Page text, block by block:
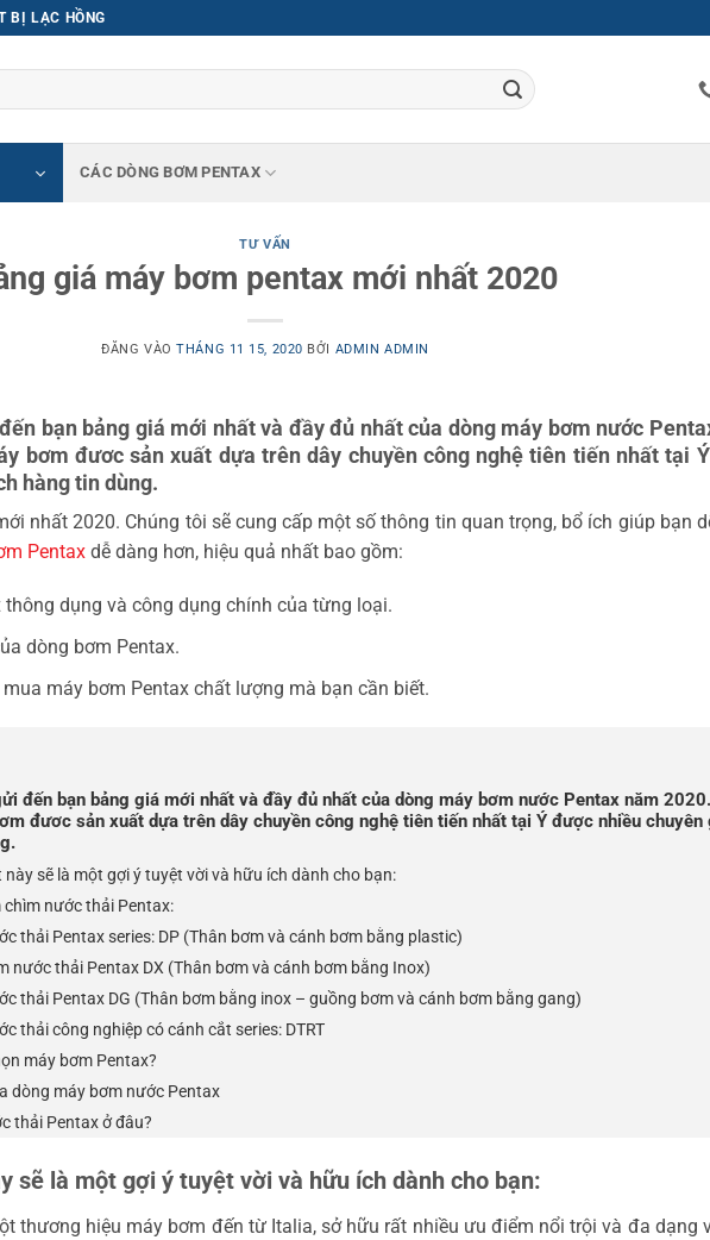
BỊ LẠC HỒNG
CÁC DÒNG BƠM PENTAX
TƯ VẤN
giá máy bơm pentax mới nhất 2020
ĐĂNG VÀOTHÁNG 11 15, 2020 BỞI ADMIN ADMIN
bạn bảng giá mới nhất và đầy đủ nhất của dòng máy bơm nước
bơm đươc sản xuất dựa trên dây chuyền công nghệ tiên tiến nhất tại
hàng tin dùng.
nhất 2020. Chúng tôi sẽ cung cấp một số thông tin quan trọng, bổ ích giúp bạn
Pentax dễ dàng hơn, hiệu quả nhất bao gồm:
dụng và công dụng chính của từng loại.
dòng bơm Pentax.
máy bơm Pentax chất lượng mà bạn cần biết.
đến bạn bảng giá mới nhất và đầy đủ nhất của dòng máy bơm nước Pentax năm 2020.
đươc sản xuất dựa trên dây chuyền công nghệ tiên tiến nhất tại Ý được nhiều chuyên
này sẽ là một gợi ý tuyệt vời và hữu ích dành cho bạn:
chìm nước thải Pentax:
thải Pentax series: DP (Thân bơm và cánh bơm bằng plastic)
nước thải Pentax DX (Thân bơm và cánh bơm bằng Inox)
thải Pentax DG (Thân bơm bằng inox – guồng bơm và cánh bơm bằng gang)
thải công nghiệp có cánh cắt series: DTRT
máy bơm Pentax?
dòng máy bơm nước Pentax
thải Pentax ở đâu?
sẽ là một gợi ý tuyệt vời và hữu ích dành cho bạn:
thương hiệu máy bơm đến từ Italia, sở hữu rất nhiều ưu điểm nổi trội và đa dạng